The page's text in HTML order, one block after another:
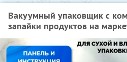
Вакуумный упаковщик с
запайки продуктов на